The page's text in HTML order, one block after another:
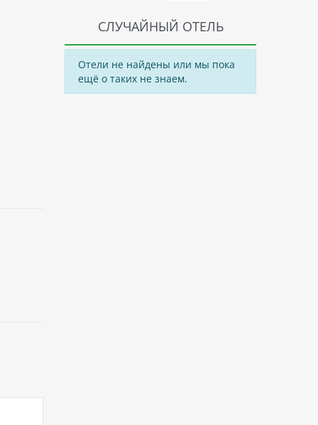
СЛУЧАЙНЫЙ ОТЕЛЬ
Отели не найдены или мы пока
ещё о таких не знаем.